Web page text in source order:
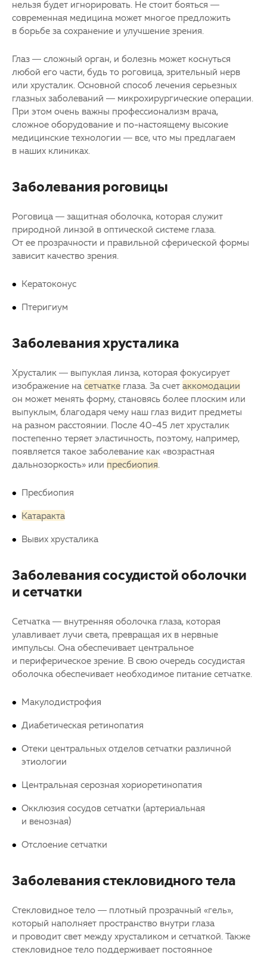
ОМС
Закупки
Клуб офтальмологов
Другие заболевания глаз
Оптика
нельзя будет игнорировать. Не стоит бояться —
современная медицина может многое предложить
в борьбе за сохранение и улучшение зрения.
Глаз — сложный орган, и болезнь может коснуться
любой его части, будь то роговица, зрительный нерв
или хрусталик. Основной способ лечения серьезных
глазных заболеваний — микрохирургические операции.
При этом очень важны профессионализм врача,
сложное оборудование и по-настоящему высокие
медицинские технологии — все, что мы предлагаем
в наших клиниках.
Заболевания роговицы
Роговица — защитная оболочка, которая служит
природной линзой в оптической системе глаза.
От ее прозрачности и правильной сферической формы
зависит качество зрения.
Кератоконус
Птеригиум
Заболевания хрусталика
Хрусталик — выпуклая линза, которая фокусирует
изображение на сетчатке глаза. За счет аккомодации
он может менять форму, становясь более плоским или
выпуклым, благодаря чему наш глаз видит предметы
на разном расстоянии. После 40-45 лет хрусталик
постепенно теряет эластичность, поэтому, например,
появляется такое заболевание как «возрастная
дальнозоркость» или пресбиопия.
Пресбиопия
Катаракта
Вывих хрусталика
Заболевания сосудистой оболочки
и сетчатки
Сетчатка — внутренняя оболочка глаза, которая
улавливает лучи света, превращая их в нервные
импульсы. Она обеспечивает центральное
и периферическое зрение. В свою очередь сосудистая
оболочка обеспечивает необходимое питание сетчатке.
Макулодистрофия
Диабетическая ретинопатия
Отеки центральных отделов сетчатки различной
этиологии
Центральная серозная хориоретинопатия
Окклюзия сосудов сетчатки (артериальная
и венозная)
Отслоение сетчатки
Заболевания стекловидного тела
Стекловидное тело — плотный прозрачный «гель»,
который наполняет пространство внутри глаза
и проводит свет между хрусталиком и сетчаткой. Также
стекловидное тело поддерживает постоянное